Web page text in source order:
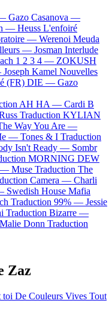
Gazo Casanova —
— Heuss L'enfoiré
— Werenoi Meuda
— Josman Interlude
1 2 3 4 — ZOKUSH
Joseph Kamel Nouvelles
(FR) DIE — Gazo
AH HA — Cardi B
Traduction KYLIAN
Way You Are —
— Tones & I Traduction
Isn't Ready — Sombr
MORNING DEW
— Muse Traduction The
Camera — Charli
Swedish House Mafia
Traduction 99% — Jessie
Traduction Bizarre —
Malie Donn Traduction
Zaz
toi De Couleurs Vives Tout